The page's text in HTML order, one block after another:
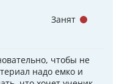
чтобы не
надо емко и
Занят